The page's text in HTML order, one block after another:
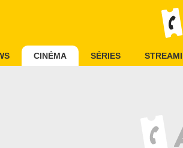
CINÉMA SÉRIES